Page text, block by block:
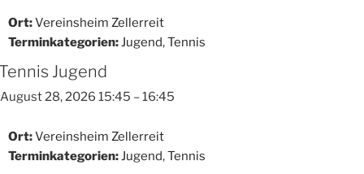
Ort:Vereinsheim Zellerreit
Terminkategorien: Jugend,Tennis
Jugend
August 28, 2026 15:45 –16:45
Ort:Vereinsheim Zellerreit
Terminkategorien: Jugend,Tennis